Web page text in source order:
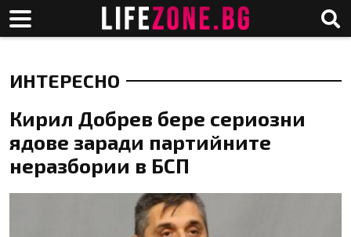
ИНТЕРЕСНО
Кирил Добрев бере сериозни
ядове заради партийните
неразбории в БСП